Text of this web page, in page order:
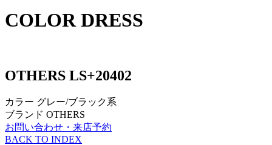
COLOR DRESS
OTHERS LS+20402
カラー グレー/ブラック系
ブランド OTHERS
お問い合わせ・来店予約
BACK TO INDEX